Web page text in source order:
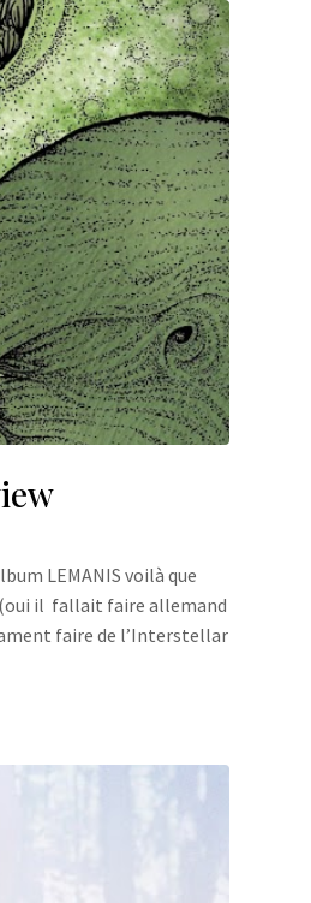
LEMANIS voilà que
(oui il fallait faire allemand
faire de l’Interstellar